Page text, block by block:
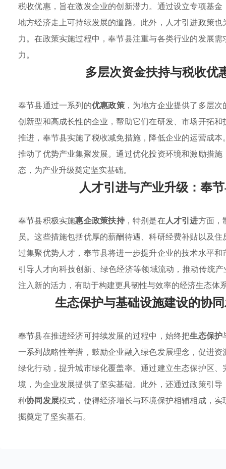
税收优惠，旨在激发企业的创新潜力。通过设立专项基
地方经济走上可持续发展的道路。此外，人才引进政策
力。在政策实施过程中，奉节县注重与各类行业的发展
力。
多层次资金扶持与税收优
奉节县通过一系列的优惠政策，为地方企业提供了多层
创新型和高成长性的企业，帮助它们在研发、市场开拓
推进，奉节县实施了税收减免措施，降低企业的运营成
推动了优势产业集聚发展。通过优化投资环境和激励措
态，为产业升级奠定坚实基础。
人才引进与产业升级：奉
奉节县积极实施惠企政策扶持，特别是在人才引进方面，
员。这些措施包括优厚的薪酬待遇、科研经费补贴以及
过集聚优势人才，奉节县将进一步提升企业的技术水平
引导人才向科技创新、绿色经济等领域流动，推动传统
注入新的活力，有助于构建更具韧性与效率的经济生态体
生态保护与基础设施建设的协
奉节县在推进经济可持续发展的过程中，始终把生态保护
一系列战略性举措，鼓励企业融入绿色发展理念，促进
绿化行动，提升城市绿化覆盖率。通过建立生态保护区
境，为企业发展提供了坚实基础。此外，还通过政策引
种协同发展模式，使得经济增长与环境保护相辅相成，
掘奠定了坚实基石。